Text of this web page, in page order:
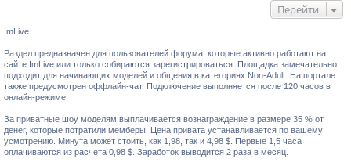
Перейти
ImLive
Раздел предназначен для пользователей форума, которые активно работают на
сайте ImLive или только собираются зарегистрироваться. Площадка замечательно
подходит для начинающих моделей и общения в категориях Non-Adult. На портале
также предусмотрен оффлайн-чат. Подключение выполняется после 120 часов в
онлайн-режиме.
За приватные шоу моделям выплачивается вознаграждение в размере 35 % от
денег, которые потратили мемберы. Цена привата устанавливается по вашему
усмотрению. Минута может стоить, как 1,98, так и 4,98 $. Первые 1,5 часа
оплачиваются из расчета 0,98 $. Заработок выводится 2 раза в месяц.